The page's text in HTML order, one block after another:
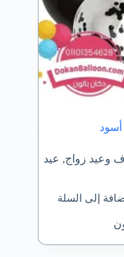
أسود
وعيد زواج, عيد
إلى السلة